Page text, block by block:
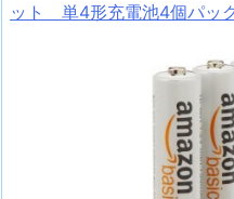
ット 単4形充電池4個パッ